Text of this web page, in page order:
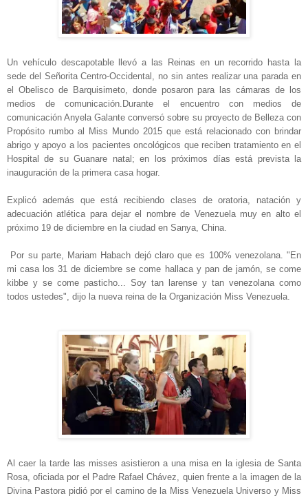
Un vehículo descapotable llevó a las Reinas en un recorrido hasta la
sede del Señorita Centro-Occidental, no sin antes realizar una parada en
el Obelisco de Barquisimeto, donde posaron para las cámaras de los
medios de comunicación. Durante el encuentro con medios de
comunicación Anyela Galante conversó sobre su proyecto de Belleza con
Propósito rumbo al Miss Mundo 2015 que está relacionado con brindar
abrigo y apoyo a los pacientes oncológicos que reciben tratamiento en el
Hospital de su Guanare natal; en los próximos días está prevista la
inauguración de la primera casa hogar.
Explicó además que está recibiendo clases de oratoria, natación y
adecuación atlética para dejar el nombre de Venezuelamuy en alto el
próximo 19 de diciembre en la ciudad en Sanya, China.
Por su parte, Mariam Habach dejó claro que es 100% venezolana. "En
mi casa los 31 de diciembre se come hallaca y pan de jamón, se come
kibbe y se come pasticho... Soy tan larense y tan venezolana como
todos ustedes", dijo la nueva reina de la Organización Miss Venezuela
Al caer la tarde las misses asistieron a una misa en la iglesia de Santa
Rosa, oficiada por el Padre Rafael Chávez, quien frente a la imagen de la
Divina Pastora pidió por el camino de la Miss Venezuela Universo y Miss